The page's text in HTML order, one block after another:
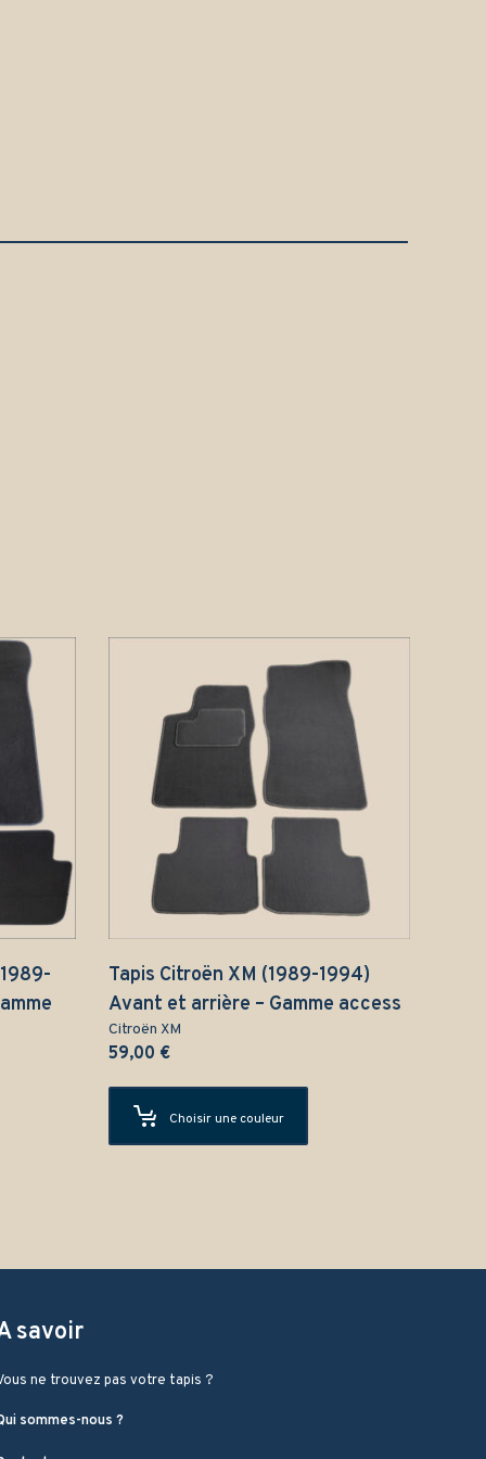
Tapis Citroën XM (1989-1994)
Avant et arrière – Gamme access
Citroën XM
59,00 €
Choisir une couleur
savoir
ne trouvez pas votre tapis ?
sommes-nous ?